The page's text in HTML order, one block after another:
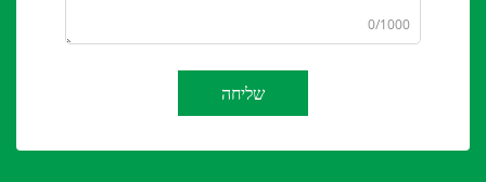
0/1000
שליחה